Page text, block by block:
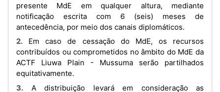
presente MdE em qualquer altura, mediante
notificação escrita com 6 (seis) meses de
antecedência, por meio dos canais diplomáticos.
2. Em caso de cessação do MdE, os recursos
contribuídos ou comprometidos no âmbito do MdE da
ACTF Liuwa Plain - Mussuma serão partilhados
equitativamente.
3. A distribuição levará em consideração as